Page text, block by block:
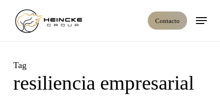
Contacto
Menú
Tag
resiliencia empresarial